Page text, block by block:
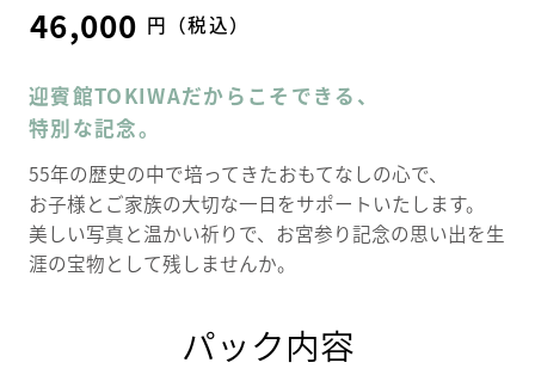
46,000 円（税込）
迎賓館TOKIWAだからこそできる、
特別な記念。
55年の歴史の中で培ってきたおもてなしの心で、
お子様とご家族の大切な一日をサポートいたします。
美しい写真と温かい祈りで、お宮参り記念の思い出を生
涯の宝物として残しませんか。
パック内容